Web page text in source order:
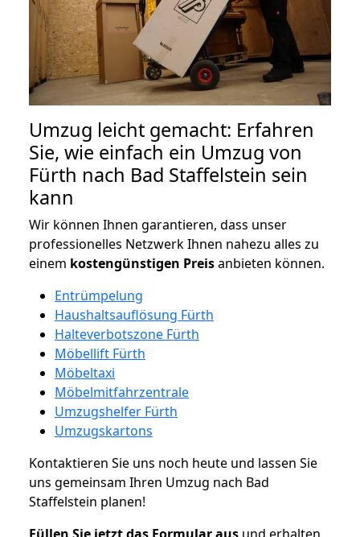
Umzug leicht gemacht: Erfahren
Sie, wie einfach ein Umzug von
Fürth nach Bad Staffelstein sein
kann
Wir können Ihnen garantieren, dass unser
professionelles Netzwerk Ihnen nahezu alles zu
einem kostengünstigen Preisanbieten können.
Entrümpelung
Haushaltsauflösung Fürth
Halteverbotszone Fürth
Möbellift Fürth
Möbeltaxi
Möbelmitfahrzentrale
Umzugshelfer Fürth
Umzugskartons
Kontaktieren Sie uns noch heute und lassen Sie
uns gemeinsam Ihren Umzug nach Bad
Staffelstein planen!
Füllen Sie jetzt das Formular aus und erhalten